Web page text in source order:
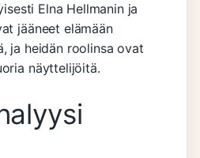
Elna Hellmanin ja
jääneet elämään
ja heidän roolinsa ovat
näyttelijöitä.